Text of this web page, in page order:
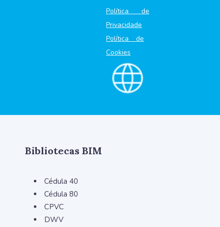
Política de
Privacidade
Política de
Cookies
Bibliotecas BIM
Cédula 40
Cédula 80
CPVC
DWV